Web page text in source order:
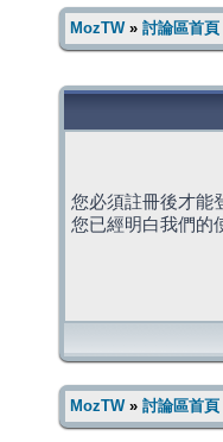
MozTW» 討論區首頁
您必須註冊後才能
您已經明白我們的
MozTW» 討論區首頁